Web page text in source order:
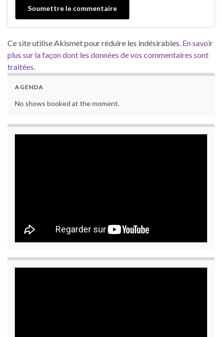
Ce site utilise Akismet pour réduire les indésirables. En savoir
plus sur la façon dont les données de vos commentaires sont
traitées
AGENDA
No shows booked at the moment.